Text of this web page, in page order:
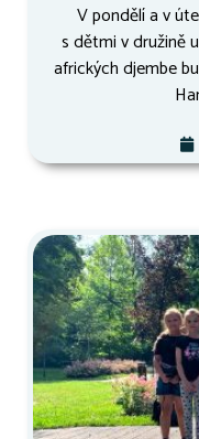
V pondělí a v
s dětmi v družině
afrických djembe